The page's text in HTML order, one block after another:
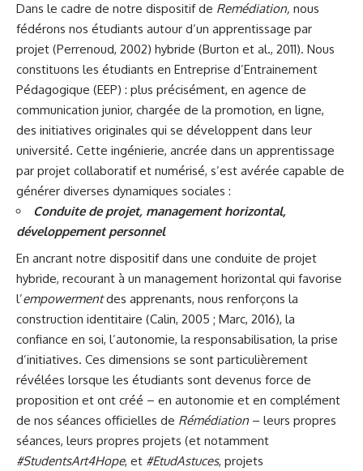
Dans le cadre de notre dispositif de Remédiation, nous
fédérons nos étudiants autour d’un apprentissage par
projet (Perrenoud, 2002) hybride (Burton et al., 2011). Nous
constituons les étudiants en Entreprise d’Entrainement
Pédagogique (EEP) : plus précisément, en agence de
communication junior, chargée de la promotion, en ligne,
des initiatives originales qui se développent dans leur
université. Cette ingénierie, ancrée dans un apprentissage
par projet collaboratif et numérisé, s’est avérée capable de
générer diverses dynamiques sociales :
Conduite de projet, management horizontal,
développement personnel
En ancrant notre dispositif dans une conduite de projet
hybride, recourant à un management horizontal qui favorise
l’empowermentdes apprenants, nous renforçons la
construction identitaire (Calin, 2005 ; Marc, 2016), la
confiance en soi, l’autonomie, la responsabilisation, la prise
d’initiatives. Ces dimensions se sont particulièrement
révélées lorsque les étudiants sont devenus force de
proposition et ont créé – en autonomie et en complément
de nos séances officielles de Rémédiation – leurs propres
séances, leurs propres projets (et notamment
#StudentsArt4Hope, et #EtudAstuces, projets